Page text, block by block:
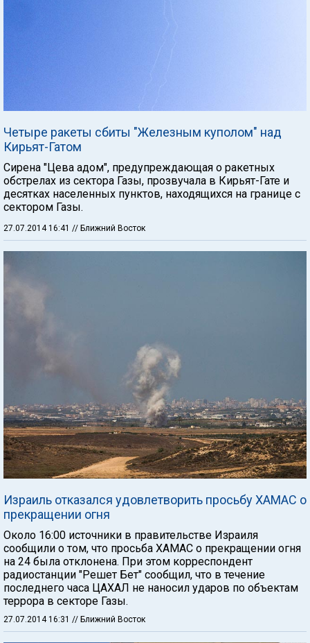
Четыре ракеты сбиты "Железным куполом" над
Кирьят-Гатом
Сирена "Цева адом", предупреждающая о ракетных
обстрелах из сектора Газы, прозвучала в Кирьят-Гате и
десятках населенных пунктов, находящихся на границе с
сектором Газы.
27.07.2014 16:41 // Ближний Восток
Израиль отказался удовлетворить просьбу ХАМАС о
прекращении огня
Около 16:00 источники в правительстве Израиля
сообщили о том, что просьба ХАМАС о прекращении огня
на 24 была отклонена. При этом корреспондент
радиостанции "Решет Бет" сообщил, что в течение
последнего часа ЦАХАЛ не наносил ударов по объектам
террора в секторе Газы.
27.07.2014 16:31 // Ближний Восток